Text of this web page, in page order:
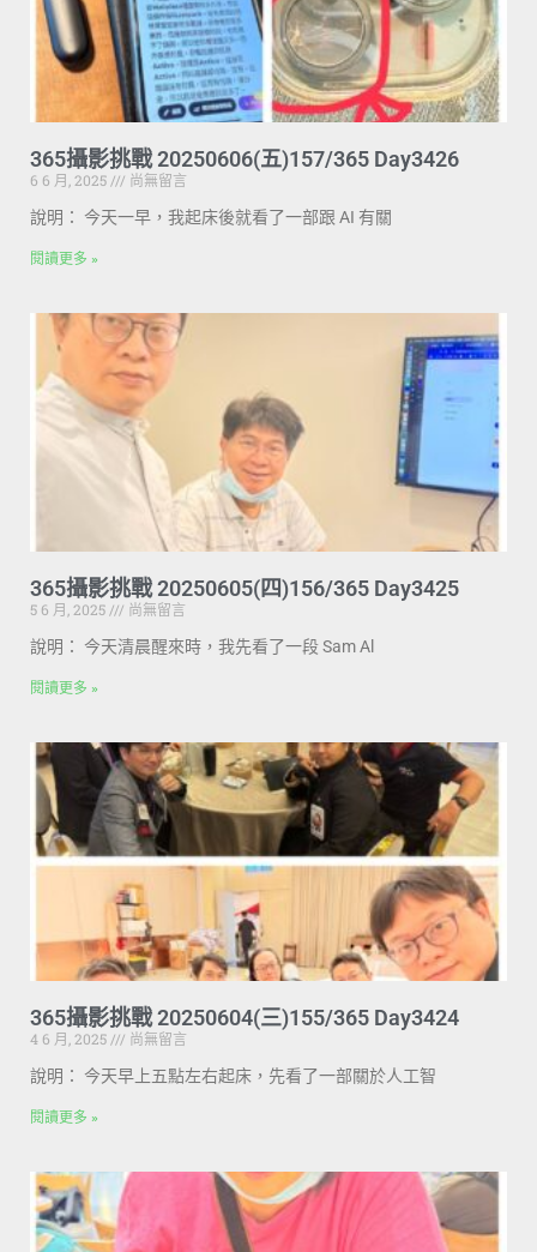
365攝影挑戰 20250606(五)157/365 Day3426
6 6 月, 2025
尚無留言
說明： 今天一早，我起床後就看了一部跟 AI 有關
閱讀更多 »
365攝影挑戰 20250605(四)156/365 Day3425
5 6 月, 2025
尚無留言
說明： 今天清晨醒來時，我先看了一段 Sam Al
閱讀更多 »
365攝影挑戰 20250604(三)155/365 Day3424
4 6 月, 2025
尚無留言
說明： 今天早上五點左右起床，先看了一部關於人工智
閱讀更多 »